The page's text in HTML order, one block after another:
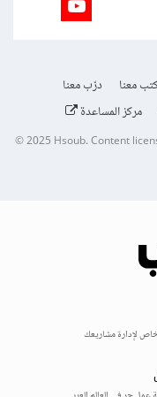
معنا
درّب معنا
مركز المساعدة
© 2025Hsoub.Content